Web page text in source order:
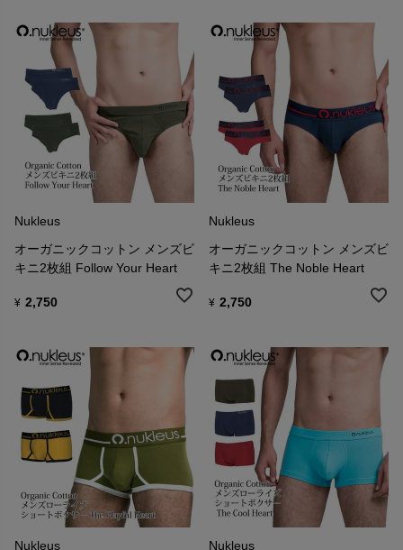
Nukleus
オーガニックコットン メンズビ
キニ2枚組 Follow Your Heart
¥ 2,750
Nukleus
オーガニックコットン メンズビ
キニ2枚組 The Noble Heart
¥ 2,750
Nukleus Nukleus